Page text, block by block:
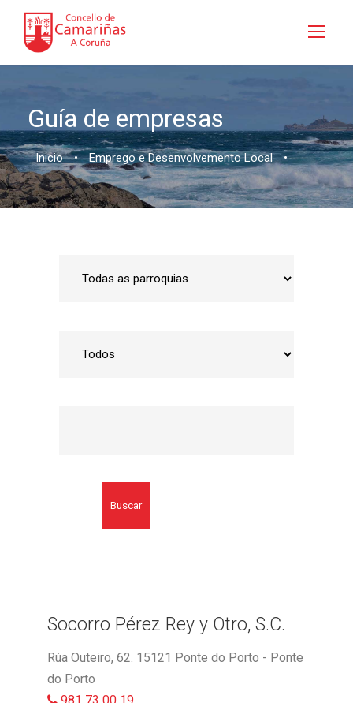
Guía de empresas
Inicio • Emprego e Desenvolvemento Local •
Buscar
Socorro Pérez Rey y Otro, S.C.
Rúa Outeiro, 62. 15121 Ponte do Porto - Ponte
do Porto